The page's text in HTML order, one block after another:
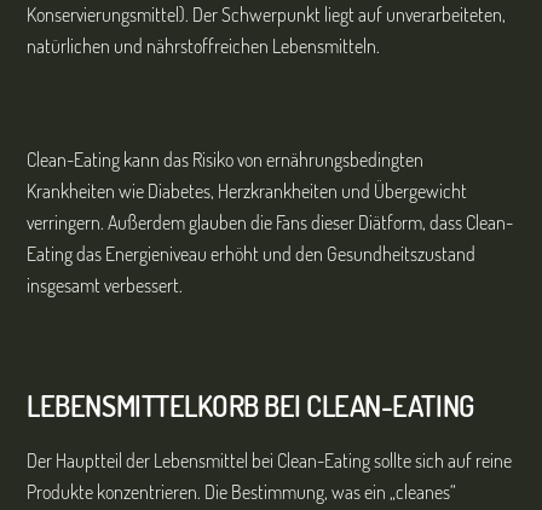
Konservierungsmittel). Der Schwerpunkt liegt auf unverarbeiteten,
natürlichen und nährstoffreichen Lebensmitteln.
Clean-Eating kann das Risiko von ernährungsbedingten
Krankheiten wie Diabetes, Herzkrankheiten und Übergewicht
verringern. Außerdem glauben die Fans dieser Diätform, dass Clean-
Eating das Energieniveau erhöht und den Gesundheitszustand
insgesamt verbessert.
LEBENSMITTELKORB BEICLEAN-EATING
Der Hauptteil der Lebensmittel bei Clean-Eating sollte sich auf reine
Produkte konzentrieren. Die Bestimmung, was ein „cleanes“